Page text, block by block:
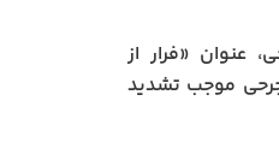
عنوان «فرار از
موجب تشدید